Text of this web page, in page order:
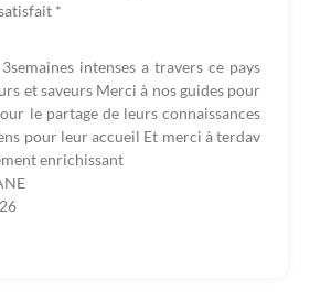
*
intenses a travers ce pays
et saveurs Merci à nos guides pour
le partage de leurs connaissances
pour leur accueil Et merci à terdav
enrichissant